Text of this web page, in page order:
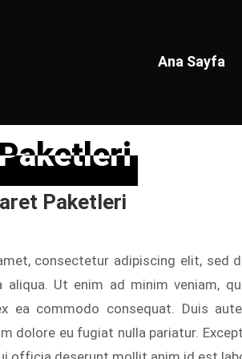
Ana Sayfa
Paketleri
consectetur adipiscing elit, sed
aliqua. Ut enim ad minim veniam,
ea commodo consequat. Duis
dolore eu fugiat nulla pariatur.